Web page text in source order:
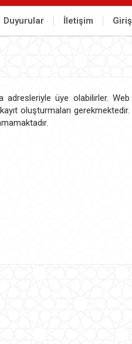
Duyurular İletişim Giriş
adresleriyle üye olabilirler. Web
oluşturmaları gerekmektedir.